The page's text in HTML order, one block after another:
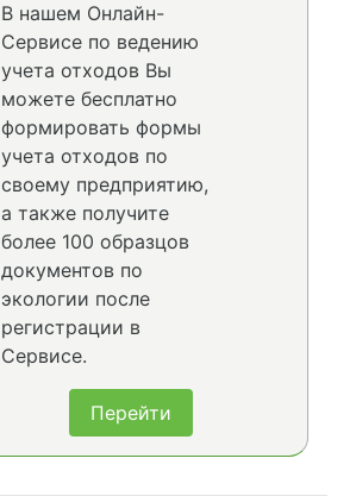
В нашем Онлайн-
Сервисе по ведению
учета отходов Вы
можете бесплатно
формировать формы
учета отходов по
своему предприятию,
а также получите
более 100 образцов
документов по
экологии после
регистрации в
Сервисе.
Перейти